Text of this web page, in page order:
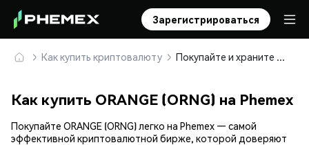
Зарегистрироваться
Как купить криптовалюту Покупайте и храните ORANGE (ORNG) безопасно
Как купить ORANGE (ORNG) на Phemex
Покупайте ORANGE (ORNG) легко на Phemex — самой
эффективной криптовалютной бирже, которой доверяют